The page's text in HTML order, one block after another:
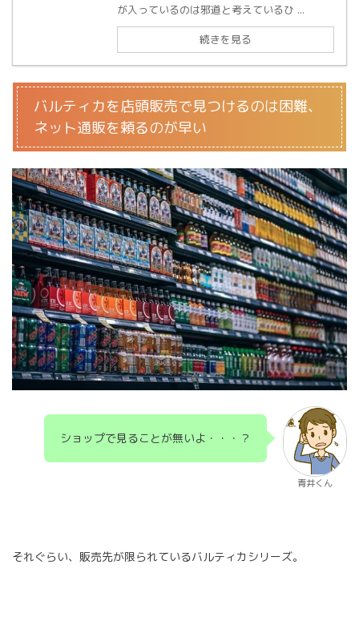
が入っているのは邪道と考えているひ ...
続きを見る
バルティカを店頭販売で見つけるのは困難、
ネット通販を頼るのが早い
ショップで見ることが無いよ・・・？
青井くん
それぐらい、販売先が限られているバルティカシリーズ。